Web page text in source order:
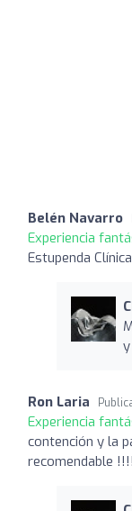
Belén Navarro
Experiencia
Estupenda
Ron Laria
Experiencia
contención y la
recomendable !!!!